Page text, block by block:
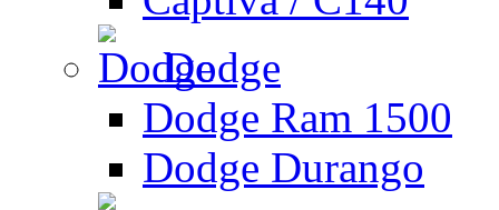
Dodge
Dodge Ram 1500
Dodge Durango